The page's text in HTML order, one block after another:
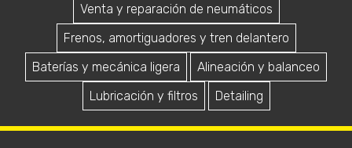
Venta y reparación de neumáticos
Frenos, amortiguadores y tren delantero
Baterías y mecánica ligera
Alineación y balanceo
Lubricación y filtros
Detailing